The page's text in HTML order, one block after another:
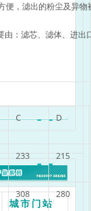
便，滤出的粉尘及异
：滤芯、滤体、进出
C D
233 215
308 280
城市门站